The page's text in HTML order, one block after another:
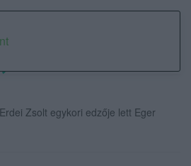
Zsolt egykori edzője lett Eger